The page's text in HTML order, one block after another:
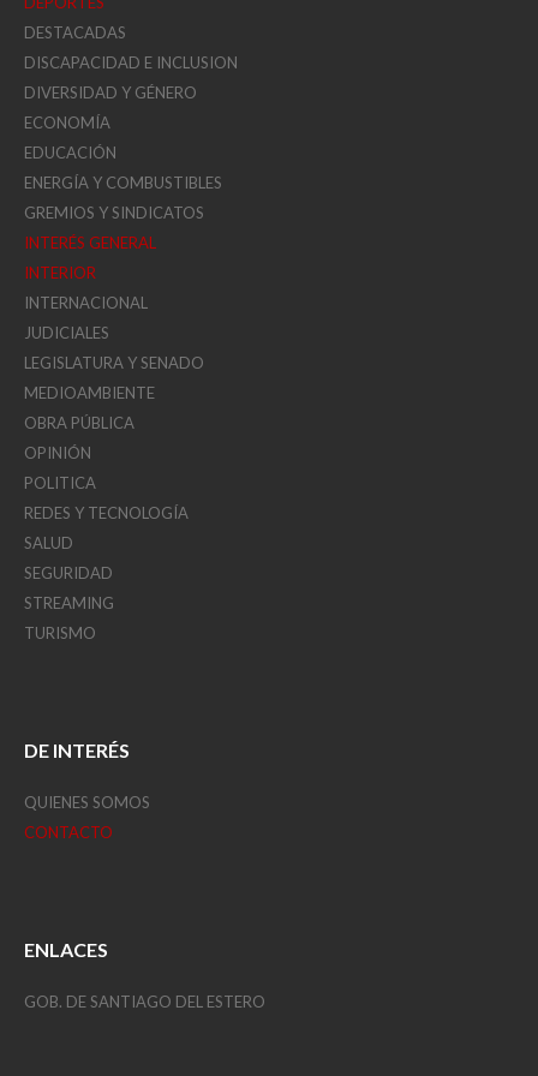
DESTACADAS
DISCAPACIDAD E INCLUSION
DIVERSIDAD Y GÉNERO
ECONOMÍA
EDUCACIÓN
ENERGÍA Y COMBUSTIBLES
GREMIOS Y SINDICATOS
INTERÉS GENERAL
INTERIOR
INTERNACIONAL
JUDICIALES
LEGISLATURA Y SENADO
MEDIOAMBIENTE
OBRA PÚBLICA
OPINIÓN
POLITICA
REDES Y TECNOLOGÍA
SALUD
SEGURIDAD
STREAMING
TURISMO
DE INTERÉS
QUIENES SOMOS
CONTACTO
ENLACES
GOB. DE SANTIAGO DEL ESTERO